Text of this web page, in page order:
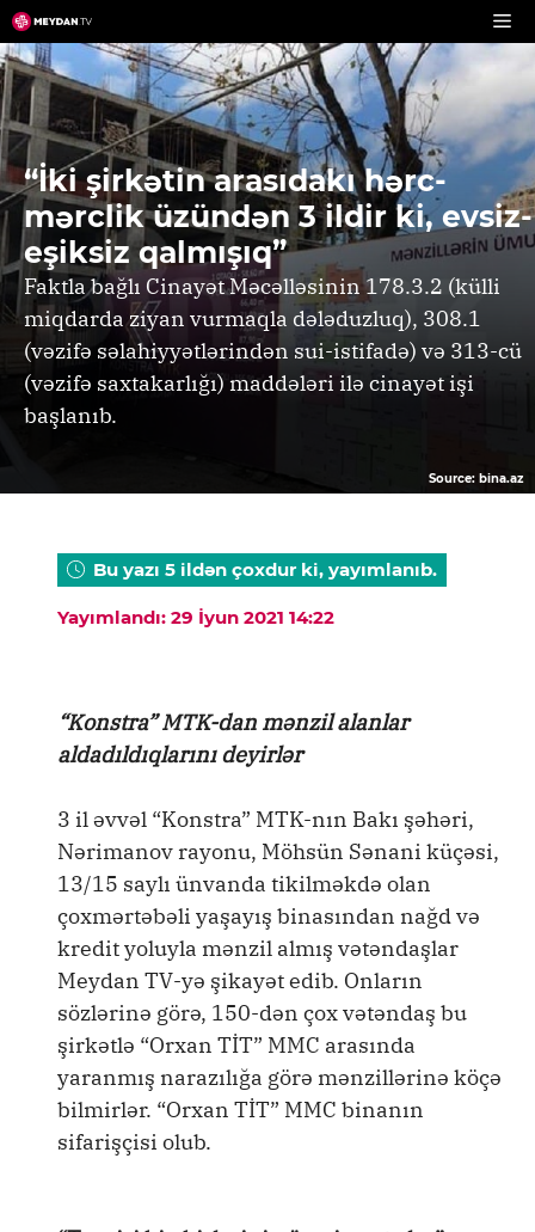
Skip
to
content
“İki şirkətin arasıdakı hərc-
mərclik üzündən 3 ildir ki, evsiz-
eşiksiz qalmışıq”
Faktla bağlı Cinayət Məcəlləsinin 178.3.2 (külli
miqdarda ziyan vurmaqla dələduzluq), 308.1
(vəzifə səlahiyyətlərindən sui-istifadə) və 313-cü
(vəzifə saxtakarlığı) maddələri ilə cinayət işi
başlanıb.
Source: bina.az
Bu yazı 5 ildən çoxdur ki, yayımlanıb.
Yayımlandı: 29 İyun 2021 14:22
“Konstra” MTK-dan mənzil alanlar
aldadıldıqlarını deyirlər
3 il əvvəl “Konstra” MTK-nın Bakı şəhəri,
Nərimanov rayonu, Möhsün Sənani küçəsi,
13/15 saylı ünvanda tikilməkdə olan
çoxmərtəbəli yaşayış binasından nağd və
kredit yoluyla mənzil almış vətəndaşlar
Meydan TV-yə şikayət edib. Onların
sözlərinə görə, 150-dən çox vətəndaş bu
şirkətlə “Orxan TİT” MMC arasında
yaranmış narazılığa görə mənzillərinə köçə
bilmirlər. “Orxan TİT” MMC binanın
sifarişçisi olub.